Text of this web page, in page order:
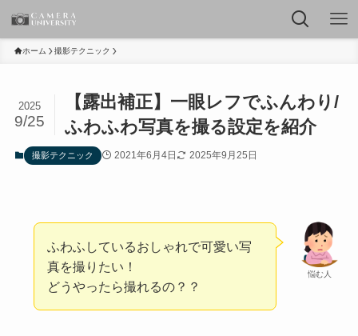
ホーム 撮影テクニック
【露出補正】一眼レフでふんわり/
ふわふわ写真を撮る設定を紹介
2025
9/25
撮影テクニック 2021年6月4日 2025年9月25日
悩む人
ふわふしているおしゃれで可愛い写
真を撮りたい！
どうやったら撮れるの？？